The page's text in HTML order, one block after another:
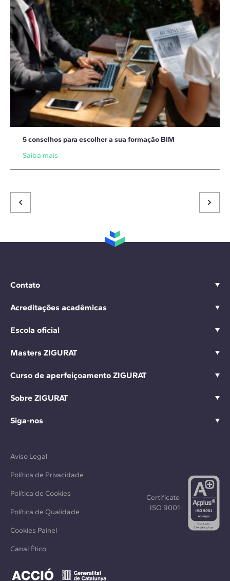
5 conselhos para escolher a sua formação BIM
Saiba mais
Contato
Acreditações acadêmicas
Escola oficial
Masters ZIGURAT
Curso de aperfeiçoamento ZIGURAT
Sobre ZIGURAT
Siga-nos
Aviso Legal
Política de Privacidade
Política de Cookies
Política de Qualidade
Cookies Painel
Canal Ético
Certificate
ISO 9001